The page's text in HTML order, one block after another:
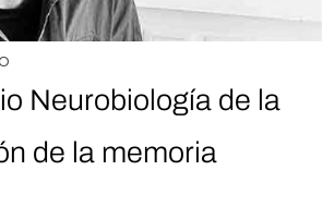
Neurobiología de la
de la memoria